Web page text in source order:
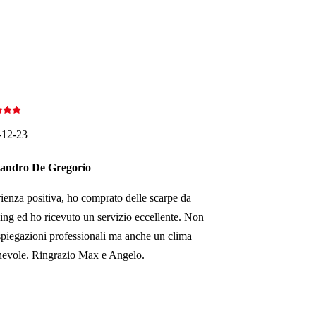
23
De Gregorio
positiva, ho comprato delle scarpe da
ed ho ricevuto un servizio eccellente. Non
professionali ma anche un clima
Ringrazio Max e Angelo.